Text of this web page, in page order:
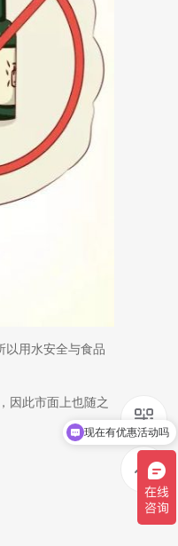
以用水安全与食品
因此市面上也随之
可以介绍下你们的产品么
现在有优惠活动吗